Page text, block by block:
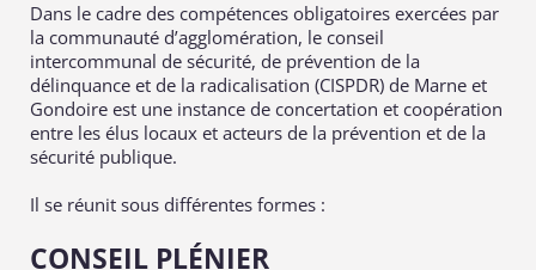
Dans le cadre des compétences obligatoires exercées par
la communauté d’agglomération, le conseil
intercommunal de sécurité, de prévention de la
délinquance et de la radicalisation (CISPDR) de Marne et
Gondoire est une instance de concertation et coopération
entre les élus locaux et acteurs de la prévention et de la
sécurité publique.
Il se réunit sous différentes formes :
CONSEIL PLÉNIER